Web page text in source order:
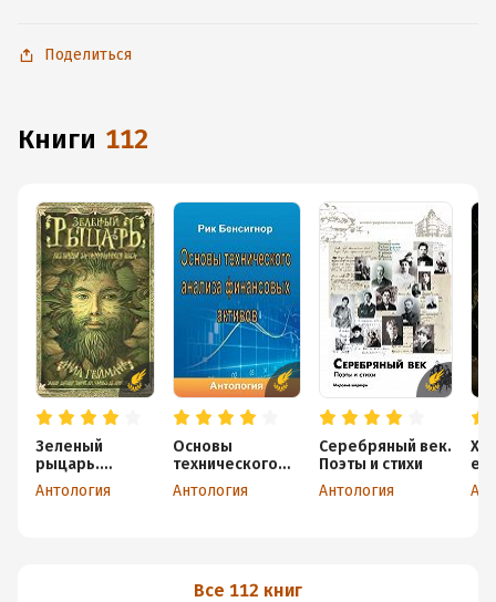
чтобы не расставаться с любимыми произведениями даже
Поделиться
книги 112
Зеленый
рыцарь.
Легенды
Зачарованного
Антология
Основы
технического
анализа
финансовых
Антология
Серебряный век.
Поэты и стихи
Антология
Все 112 книг